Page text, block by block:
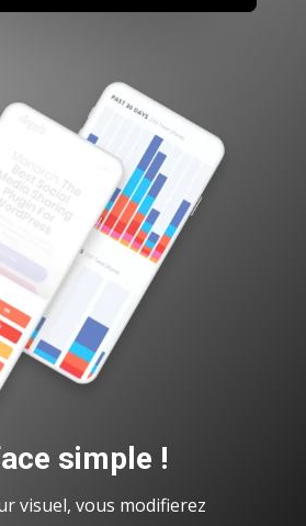
simple !
visuel, vous modifierez